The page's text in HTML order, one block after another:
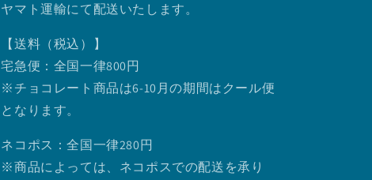
ヤマト運輸にて配送いたします。
【送料（税込）】
宅急便：全国一律800円
※チョコレート商品は6-10月の期間はクール便
となります。
ネコポス：全国一律280円
※商品によっては、ネコポスでの配送を承り